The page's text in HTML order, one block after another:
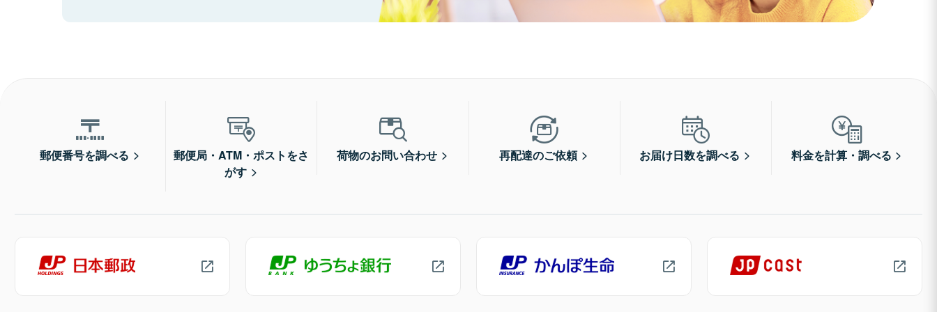
郵便番号を調べる
郵便局・ATM・ポストをさ
がす
荷物のお問い合わせ 再配達のご依頼 お届け日数を調べる 料金を計算・調べる